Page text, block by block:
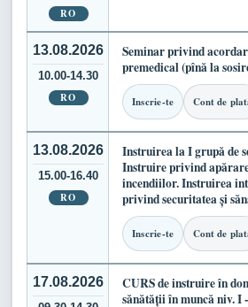
RO
13.08.2026
10.00-14.30
RO
Seminar privind
premedical (pînă la
Inscrie-te Cont de
13.08.2026
15.00-16.40
RO
Instruirea la I grupă de
Instruire privind
incendiilor. Instruirea
privind securitatea și
Inscrie-te Cont de
17.08.2026
CURS de instruire în
sănătății în muncă niv. I